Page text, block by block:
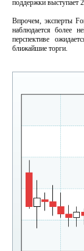
поддержки выступает
Впрочем, эксперты
наблюдается более
перспективе
ближайшие торги.